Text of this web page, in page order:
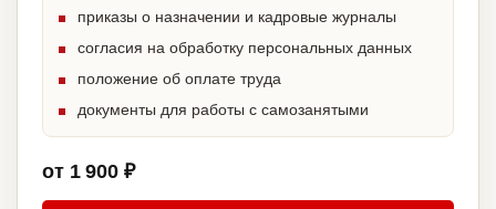
приказы о назначении и кадровые журналы
согласия на обработку персональных данных
положение об оплате труда
документы для работы с самозанятыми
от 1 900 ₽